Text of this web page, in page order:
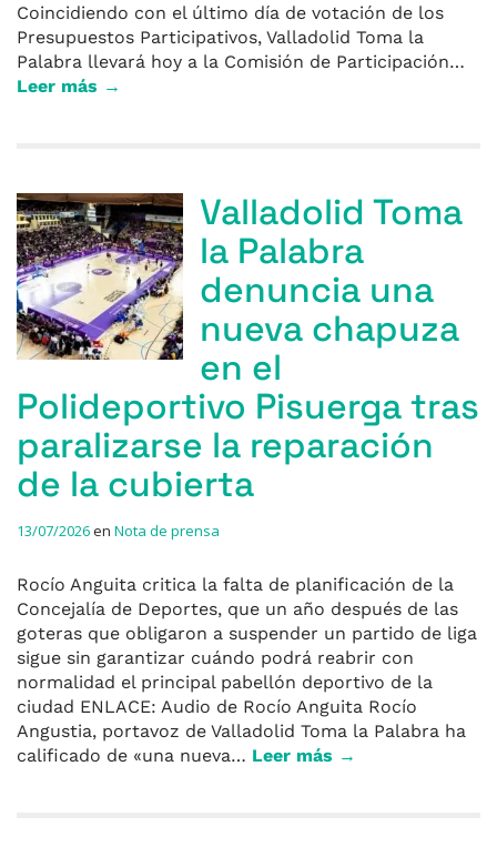
Coincidiendo con el último día de votación de los
Presupuestos Participativos, Valladolid Toma la
Palabra llevará hoy a la Comisión de Participación…
Leer más →
Valladolid Toma
la Palabra
denuncia una
nueva chapuza
en el
Polideportivo Pisuerga tras
paralizarse la reparación
de la cubierta
13/07/2026en Nota de prensa
Rocío Anguita critica la falta de planificación de la
Concejalía de Deportes, que un año después de las
goteras que obligaron a suspender un partido de liga
sigue sin garantizar cuándo podrá reabrir con
normalidad el principal pabellón deportivo de la
ciudad ENLACE: Audio de Rocío Anguita Rocío
Angustia, portavoz de Valladolid Toma la Palabra ha
calificado de «una nueva… Leer más →